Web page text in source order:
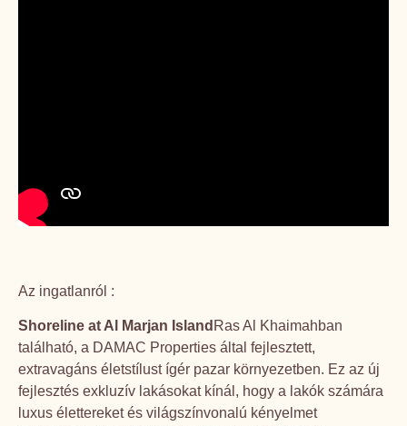
Az ingatlanról :
Shoreline at Al Marjan Island Ras Al Khaimahban
található, a DAMAC Properties által fejlesztett,
extravagáns életstílust ígér pazar környezetben. Ez az új
fejlesztés exkluzív lakásokat kínál, hogy a lakók számára
luxus élettereket és világszínvonalú kényelmet